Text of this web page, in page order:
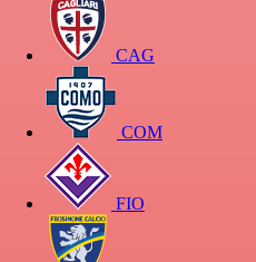
CAG
COM
FIO